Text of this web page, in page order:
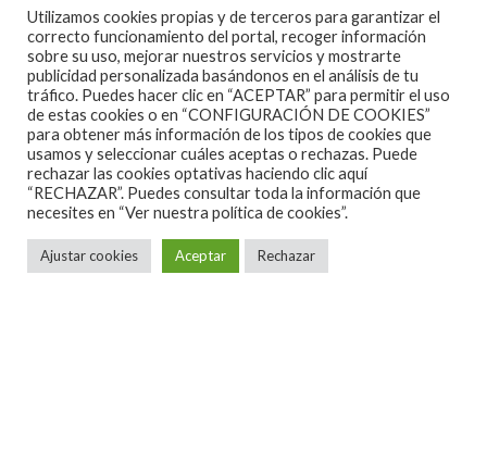
coros que vuelven la pista muy aprehensible, hasta
llegar a reflejarnos en el adusto protagonista que
relata el final.
‘Ira’ es el último pecado capital, tema que consigue
equilibrar la naturaleza neurótica frente al mundo
del caos sensible, con algún coro más afín a los
Cramps. 7 Pecados, el último cadáver insepulto del
disco que aúna todos los pecados capitales en tan
Utilizamos cookies propias y de terceros para garantizar el
correcto funcionamiento del portal, recoger información
sobre su uso, mejorar nuestros servicios y mostrarte
publicidad personalizada basándonos en el análisis de tu
tráfico. Puedes hacer clic en “ACEPTAR” para permitir el uso
de estas cookies o en “CONFIGURACIÓN DE COOKIES”
para obtener más información de los tipos de cookies que
usamos y seleccionar cuáles aceptas o rechazas. Puede
rechazar las cookies optativas haciendo clic aquí
“RECHAZAR”. Puedes consultar toda la información que
necesites en “Ver nuestra política de cookies”.
Ajustar cookies Aceptar Rechazar